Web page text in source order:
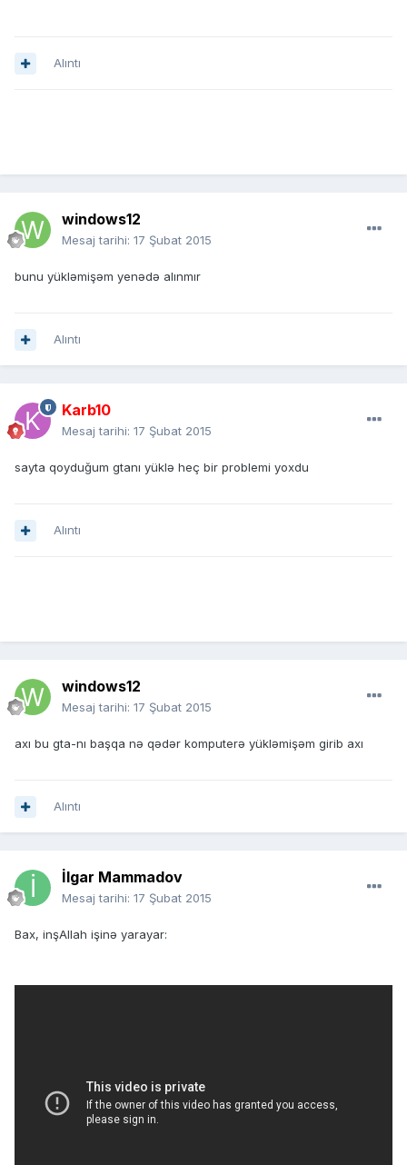
Alıntı
windows12
Mesaj tarihi: 17 Şubat 2015
bunu yükləmişəm yenədə alınmır
Alıntı
Karb10
Mesaj tarihi: 17 Şubat 2015
sayta qoyduğum gtanı yüklə heç bir problemi yoxdu
Alıntı
windows12
Mesaj tarihi: 17 Şubat 2015
axı bu gta-nı başqa nə qədər komputerə yükləmişəm girib axı
Alıntı
İlgar Mammadov
Mesaj tarihi: 17 Şubat 2015
Bax, inşAllah işinə yarayar: